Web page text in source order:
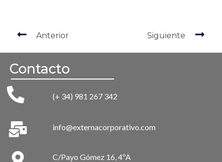
Anterior Siguiente
Contacto
(+ 34) 981 267 342
info@externacorporativo.com
C/Payo Gómez 16, 4ºA